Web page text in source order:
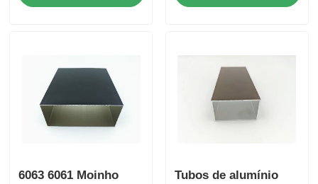
6063 6061 Moinho
Tubos de alumínio